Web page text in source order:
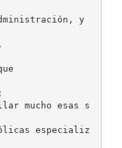
y
mucho esas s
especializ